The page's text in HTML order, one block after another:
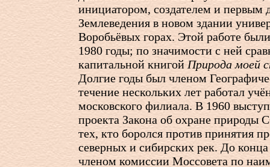
инициатором, создателем и первым
Землеведения в новом здании
Воробьёвых горах. Этой работе
1980 годы; по значимости с ней
капитальной книгой Природа моей
Долгие годы был членом
течение нескольких лет работал
московского филиала. В 1960
проекта Закона об охране природы
тех, кто боролся против принятия
северных и сибирских рек. До
членом комиссии Моссовета по